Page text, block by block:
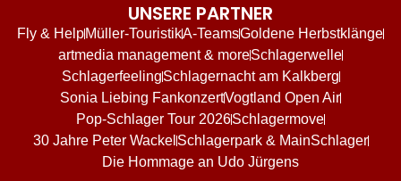
UNSERE PARTNER
Fly & HelpMüller-TouristikA-TeamsGoldene Herbstklänge
artmedia management & moreSchlagerwelle
SchlagerfeelingSchlagernacht am Kalkberg
Sonia Liebing FankonzertVogtland Open Air
Pop-Schlager Tour 2026Schlagermove
30 Jahre Peter Wackel Schlagerpark & MainSchlager
Die Hommage an Udo Jürgens